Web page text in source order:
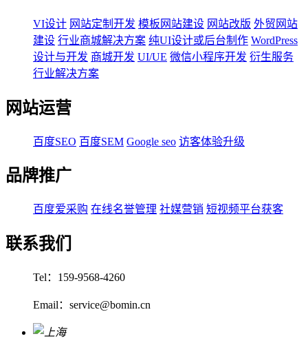
VI设计 网站定制开发 模板网站建设 网站改版 外贸网站
建设 行业商城解决方案 纯UI设计或后台制作 WordPress
设计与开发 商城开发 UI/UE 微信小程序开发 衍生服务
行业解决方案
网站运营
百度SEO 百度SEM Google seo 访客体验升级
品牌推广
百度爱采购 在线名誉管理 社媒营销 短视频平台获客
联系我们
Tel：159-9568-4260
Email：service@bomin.cn